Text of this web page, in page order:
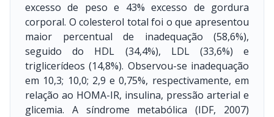
excesso de peso e 43% excesso de gordura
corporal. O colesterol total foi o que apresentou
maior percentual de inadequação (58,6%),
seguido do HDL (34,4%), LDL (33,6%) e
triglicerídeos (14,8%). Observou-se inadequação
em 10,3; 10,0; 2,9 e 0,75%, respectivamente, em
relação ao HOMA-IR, insulina, pressão arterial e
glicemia. A síndrome metabólica (IDF, 2007)